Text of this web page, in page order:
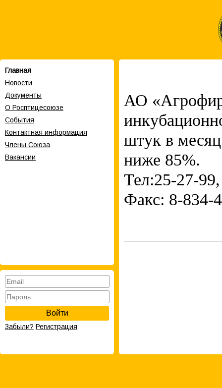
Главная
Новости
Документы
О Росптицесоюзе
События
Контактная информация
Члены Cоюза
Вакансии
Войти
Забыли? Регистрация
АО
штук в
ниже 85%.
Тел:25-27-
Факс: 8-834-